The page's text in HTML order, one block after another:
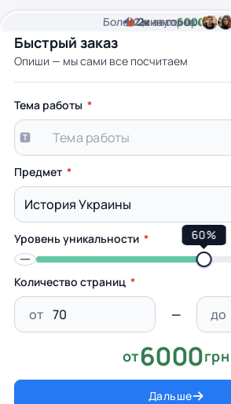
Быстрый заказ
Опиши — мы сами все посчитаем
2минуты времени
Цена от6000 грн
Более2кавторов
Тема работы
Предмет
Уровень уникальности 60%
Количество страниц
от до
от6000грн
Дальше